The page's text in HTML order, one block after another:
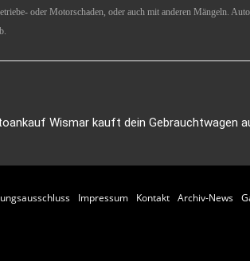
oder Motorschaden, oder auch mit anderen Mängeln.
Wismar kauft dein Gebrauchtwagen
Impressum Kontakt Archiv-News